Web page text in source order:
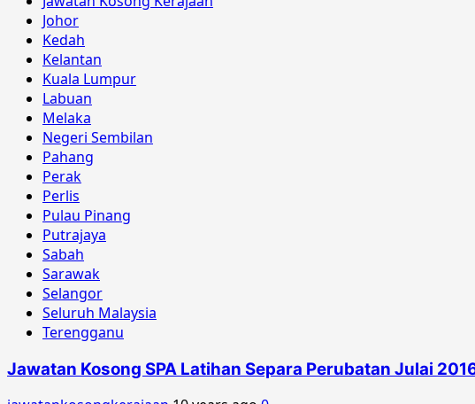
Johor
Kedah
Kelantan
Kuala Lumpur
Labuan
Melaka
Negeri Sembilan
Pahang
Perak
Perlis
Pulau Pinang
Putrajaya
Sabah
Sarawak
Selangor
Seluruh Malaysia
Terengganu
Jawatan Kosong SPA Latihan Separa Perubatan Julai